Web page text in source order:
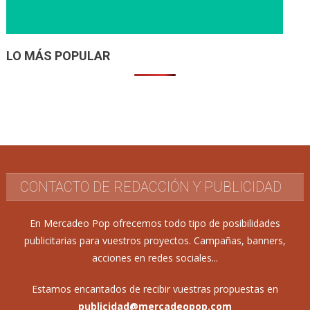
LO MÁS POPULAR
CONTACTO DE REDACCIÓN Y PUBLICIDAD
En Mercadeo Pop ofrecemos todo tipo de posibilidades
publicitarias para vuestros proyectos. Campañas, banners,
acciones en redes sociales...
Estamos encantados de recibir vuestras propuestas en
publicidad@mercadeopop.com